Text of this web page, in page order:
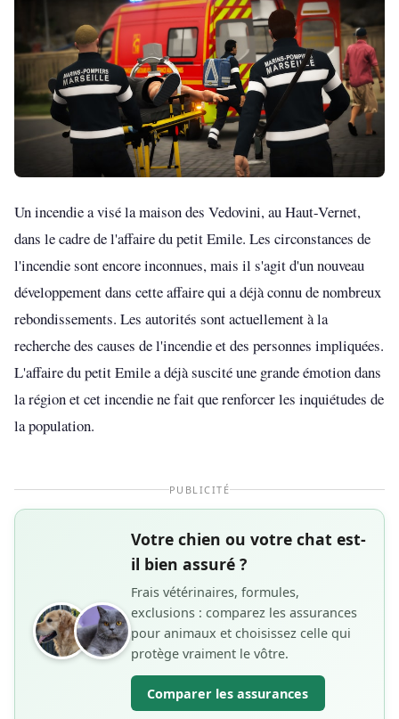
Un incendie a visé la maison des Vedovini, au Haut-Vernet,
dans le cadre de l'affaire du petit Emile. Les circonstances de
l'incendie sont encore inconnues, mais il s'agit d'un nouveau
développement dans cette affaire qui a déjà connu de nombreux
rebondissements. Les autorités sont actuellement à la
recherche des causes de l'incendie et des personnes impliquées.
L'affaire du petit Emile a déjà suscité une grande émotion dans
la région et cet incendie ne fait que renforcer les inquiétudes de
la population.
PUBLICITÉ
Votre chien ou votre chat est-
il bien assuré ?
Frais vétérinaires, formules,
exclusions : comparez les assurances
pour animaux et choisissez celle qui
protège vraiment le vôtre.
Comparer les assurances